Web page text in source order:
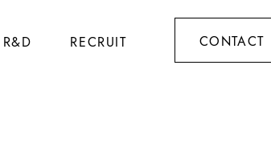
R&D RECRUIT CONTACT